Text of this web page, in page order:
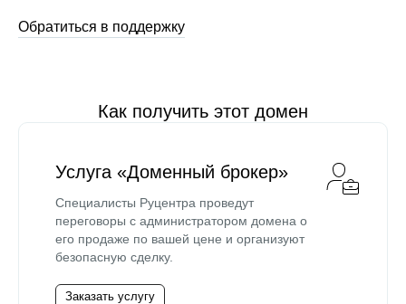
Обратиться в поддержку
Как получить этот домен
Услуга «Доменный брокер»
Специалисты Руцентра проведут
переговоры с администратором домена о
его продаже по вашей цене и организуют
безопасную сделку.
Заказать услугу